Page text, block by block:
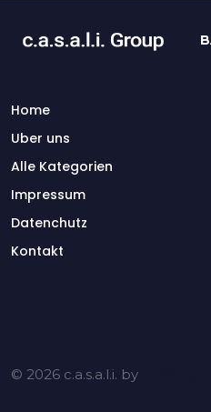
Home
Uber uns
Alle Kategorien
Impressum
Datenchutz
Kontakt
© 2026 c.a.s.a.l.i. by